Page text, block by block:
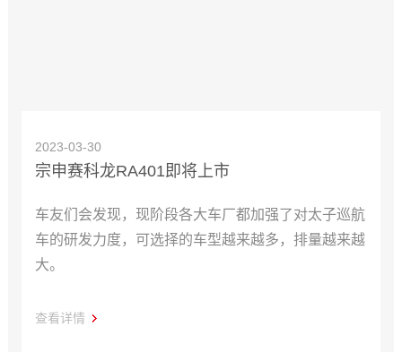
2023-03-30
宗申赛科龙RA401即将上市
车友们会发现，现阶段各大车厂都加强了对太子巡航
车的研发力度，可选择的车型越来越多，排量越来越
大。
查看详情